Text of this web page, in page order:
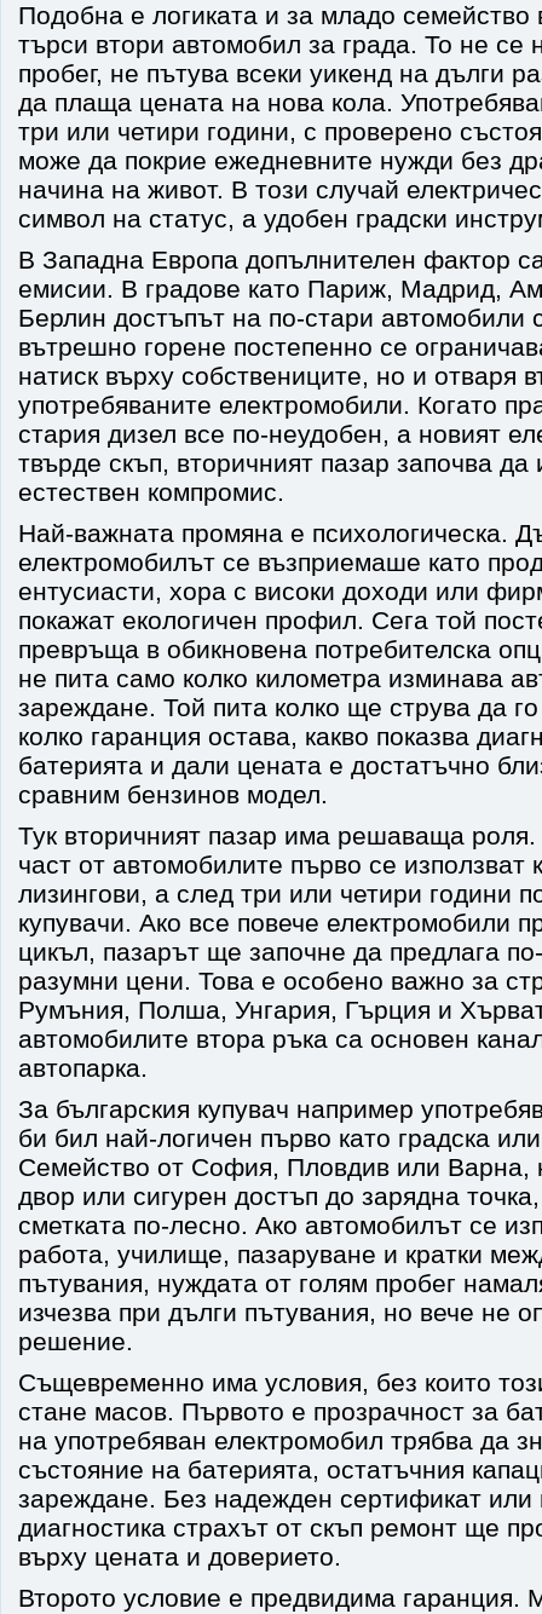
Подобна е логиката и за младо семейство
търси втори автомобил за града. То не се
пробег, не пътува всеки уикенд на дълги
да плаща цената на нова кола.
три или четири години, с проверено
може да покрие ежедневните нужди без
начина на живот. В този случай
символ на статус, а удобен градски
В Западна Европа допълнителен фактор
емисии. В градове като Париж, Мадрид,
Берлин достъпът на по-стари автомобили
вътрешно горене постепенно се
натиск върху собствениците, но и отваря
употребяваните електромобили. Когато
стария дизел все по-неудобен, а новият
твърде скъп, вторичният пазар започва да
естествен компромис.
Най-важната промяна е психологическа.
електромобилът се възприемаше като
ентусиасти, хора с високи доходи или
покажат екологичен профил. Сега той
превръща в обикновена потребителска
не пита само колко километра изминава
зареждане. Той пита колко ще струва да
колко гаранция остава, какво показва
батерията и дали цената е достатъчно
сравним бензинов модел.
Тук вторичният пазар има решаваща
част от автомобилите първо се използват
лизингови, а след три или четири години
купувачи. Ако все повече електромобили
цикъл, пазарът ще започне да предлага
разумни цени. Това е особено важно за
Румъния, Полша, Унгария, Гърция и
автомобилите втора ръка са основен
автопарка.
За българския купувач например
би бил най-логичен първо като градска
Семейство от София, Пловдив или Варна,
двор или сигурен достъп до зарядна
сметката по-лесно. Ако автомобилът се
работа, училище, пазаруване и кратки
пътувания, нуждата от голям пробег
изчезва при дълги пътувания, но вече не
решение.
Същевременно има условия, без които
стане масов. Първото е прозрачност за
на употребяван електромобил трябва да
състояние на батерията, остатъчния
зареждане. Без надежден сертификат или
диагностика страхът от скъп ремонт ще
върху цената и доверието.
Второто условие е предвидима гаранция.